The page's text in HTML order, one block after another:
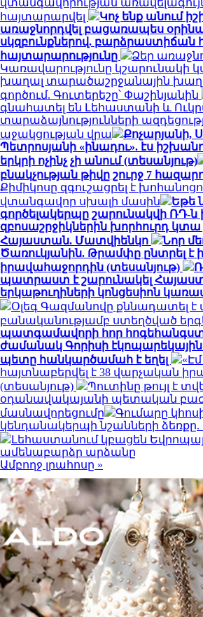
հայտարարվել
Կոչ ենք անում
առաջնորդվել բացառապես
սկզբունքներով. բարձրաստիճան
հայտարարությունը
Ձեր
Կառավարությունը կշարունակի
խաղալ տարածաշրջանային
գործում. Գուտերեշը՝ Փաշինյանին
գնահատել են Լեհաստանի և
տարաձայնությունների
աջակցության վրա
Քոչարյանի,
Պետրոսյանի «ինադու». էս
երկրի ոչինչ չի անում (տեսանյութ)
բնակչության թիվը շուրջ 7
Քիմիկոսը զգուշացրել է
վտանգավոր սխալի մասին
Եթե
գործելակերպը շարունակվի ՌԴ-ն
զբոսաշրջիկներին խորհուրդ կտա
Հայաստան. Մատվիենկո
Նոր
Ծառուկյանին. Թրամփը ընտրել է
իրավահաջորդին (տեսանյութ)
պատրաստ է շարունակել
երկաթուղիների կոնցեսիոն
Օլեգ Գազմանովը քննադատել
բանականությամբ ստեղծված
պատգամավորի հոր
ժամանակ Գորիսի էկոպարեկային
պետը հանկարծամահ է եղել
հայտնաբերվել է 38 վարչական
(տեսանյութ)
Պուտինը թույլ է
օդանավակայանի պետական
մասնավորեցումը
Գումարը
կենդանակերպի նշանների
Լեհաստանում կբացեն
ամենաբարձր արձանը
Ամբողջ լրահոսը »